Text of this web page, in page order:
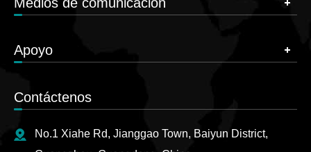
Apoyo
Contáctenos
No.1 Xiahe Rd, Jianggao Town, Baiyun District,